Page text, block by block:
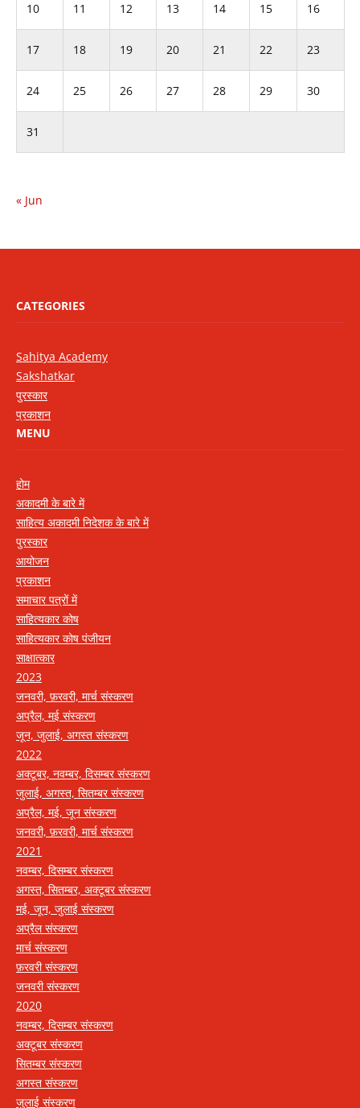
10 11 12 13 14 15 16
17 18 19 20 21 22 23
24 25 26 27 28 29 30
31
« Jun
CATEGORIES
Sahitya Academy
Sakshatkar
पुरस्कार
प्रकाशन
MENU
होम
अकादमी के बारे में
साहित्य अकादमी निदेशक के बारे में
पुरस्कार
आयोजन
प्रकाशन
समाचार पत्रों में
साहित्यकार कोष
साहित्यकार कोष पंजीयन
साक्षात्कार
2023
जनवरी, फ़रवरी, मार्च संस्करण
अप्रैल, मई संस्करण
जून, जुलाई, अगस्त संस्करण
2022
अक्टूबर, नवम्बर, दिसम्बर संस्करण
जुलाई, अगस्त, सितम्बर संस्करण
अप्रैल, मई, जून संस्करण
जनवरी, फ़रवरी, मार्च संस्करण
2021
नवम्बर, दिसम्बर संस्करण
अगस्त, सितम्बर, अक्टूबर संस्करण
मई, जून, जुलाई संस्करण
अप्रैल संस्करण
मार्च संस्करण
फ़रवरी संस्करण
जनवरी संस्करण
2020
नवम्बर, दिसम्बर संस्करण
अक्टूबर संस्करण
सितम्बर संस्करण
अगस्त संस्करण
जुलाई संस्करण